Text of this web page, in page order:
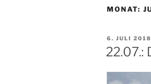
MONAT:
AM
6. JULI 2018
22.07.: